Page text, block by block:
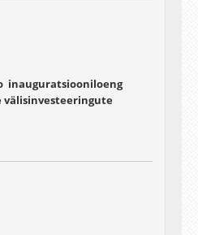
inauguratsiooniloeng